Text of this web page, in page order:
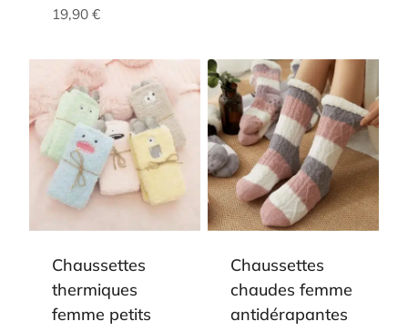
19,90 €
Chaussettes
thermiques
femme petits
Chaussettes
chaudes femme
antidérapantes